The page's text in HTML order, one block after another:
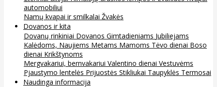
automobiliui
Namų kvapai ir smilkalai Žvakės
Dovanos ir kita
Dovanų rinkiniai Dovanos Gimtadieniams Jubiliejams
Kalėdoms, Naujiems Metams Mamoms Tėvo dienai Boso
dienai Krikštynoms
Mergvakariui, bernvakariui Valentino dienai Vestuvėms
Pjaustymo lentelės Prijuostės Stikliukai Taupyklės Termosai
Naudinga informacija